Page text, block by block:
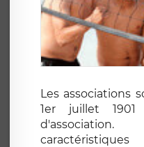
Les associations
1er juillet